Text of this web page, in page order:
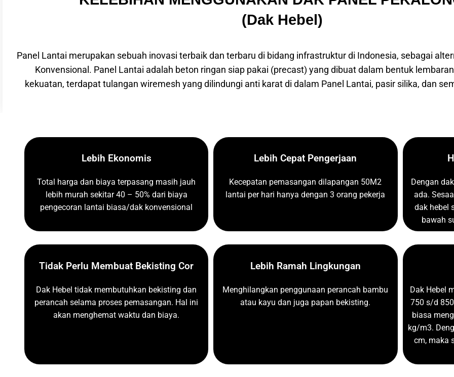
(Dak Hebel)
Panel Lantai merupakan sebuah inovasi terbaik dan terbaru di bidang infrastruktur di Indonesia, sebagai
Konvensional. Panel Lantai adalah beton ringan siap pakai (precast) yang dibuat dalam bentuk
kekuatan, terdapat tulangan wiremesh yang dilindungi anti karat di dalam Panel Lantai, pasir silika, dan
Lebih Ekonomis
Total harga dan biaya terpasang masih jauh
lebih murah sekitar 40 – 50% dari biaya
pengecoran lantai biasa/dak konvensional
Lebih Cepat Pengerjaan
Kecepatan pemasangan dilapangan 50M2
lantai per hari hanya dengan 3 orang pekerja
Dengan
ada.
dak hebel
bawah
Tidak Perlu Membuat Bekisting Cor
Dak Hebel tidak membutuhkan bekisting dan
perancah selama proses pemasangan. Hal ini
akan menghemat waktu dan biaya.
Lebih Ramah Lingkungan
Menghilangkan penggunaan perancah bambu
atau kayu dan juga papan bekisting.
Dak Hebel
750 s/d
biasa
kg/m3.
cm, maka